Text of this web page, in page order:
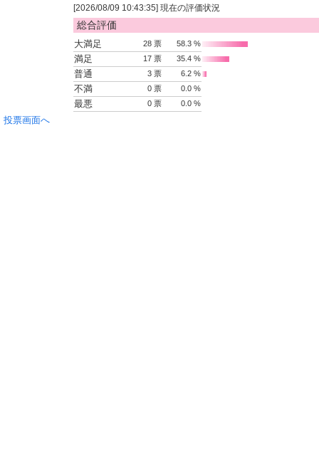
[2026/08/09 10:43:35] 現在の評価状況
総合評価
大満足 28 票 58.3 %
満足 17 票 35.4 %
普通 3 票 6.2 %
不満 0 票 0.0 %
最悪 0 票 0.0 %
投票画面へ